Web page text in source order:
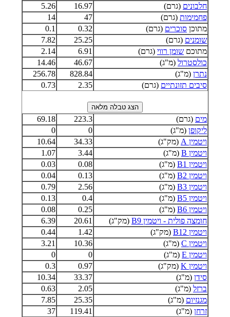
חלבונים (גרם) 16.97
5.26
פחמימות (גרם) 47
14
מתוכן סוכרים (גרם) 0.32
0.1
שומנים (גרם) 25.25
7.82
מתוכם שומן רווי (גרם) 6.91
2.14
כולסטרול (מ"ג) 46.67
14.46
נתרן (מ"ג) 828.84
256.78
סיבים תזונתיים (גרם) 2.35
0.73
מים (גרם) 223.3
69.18
ליקופן (מ"ג) 0
0
ויטמין A
(מק"ג) 34.33
10.64
ויטמין B
(מ"ג) 3.44
1.07
ויטמין B1
(מ"ג) 0.08
0.03
ויטמין B2
(מ"ג) 0.13
0.04
ויטמין B3
(מ"ג) 2.56
0.79
ויטמין B5
(מ"ג) 0.4
0.13
ויטמין B6
(מ"ג) 0.25
0.08
חומצה פולית - ויטמין B9
(מק"ג) 20.61
6.39
ויטמין B12
(מק"ג) 1.42
0.44
ויטמין C
(מ"ג) 10.36
3.21
ויטמין E
(מ"ג) 0
0
ויטמין K
(מק"ג) 0.97
0.3
סידן (מ"ג) 33.37
10.34
ברזל (מ"ג) 2.05
0.63
מגנזיום (מ"ג) 25.35
7.85
זרחן (מ"ג) 119.41
37